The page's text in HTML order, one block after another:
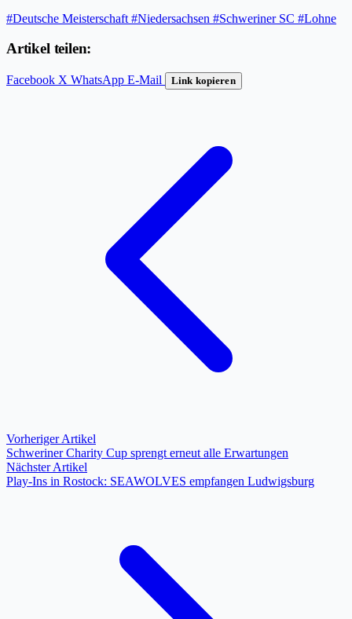
#Deutsche Meisterschaft #Niedersachsen #Schweriner SC #Lohne
Artikel teilen:
Facebook X WhatsApp E-Mail Link kopieren
Vorheriger Artikel
Schweriner Charity Cup sprengt erneut alle Erwartungen
Nächster Artikel
Play-Ins in Rostock: SEAWOLVES empfangen Ludwigsburg